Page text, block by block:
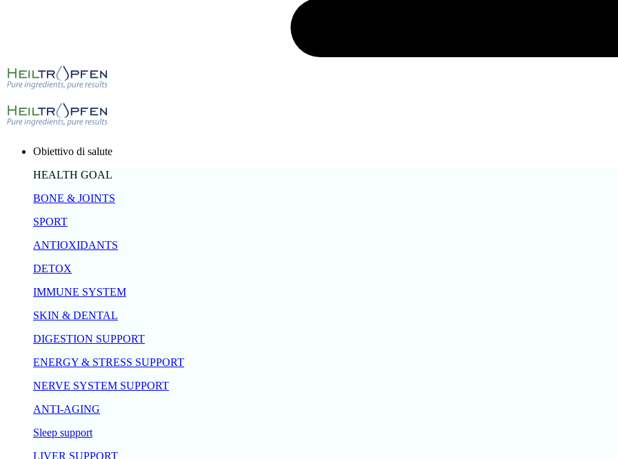
Obiettivo di salute
HEALTH GOAL
BONE & JOINTS
SPORT
ANTIOXIDANTS
DETOX
IMMUNE SYSTEM
SKIN & DENTAL
DIGESTION SUPPORT
ENERGY & STRESS SUPPORT
NERVE SYSTEM SUPPORT
ANTI-AGING
Sleep support
LIVER SUPPORT